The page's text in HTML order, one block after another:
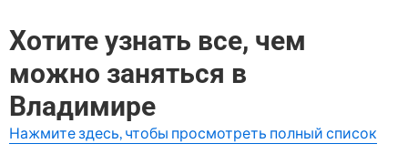
ные» в Владимире.
Самые высоко оцененные варианты:
Владимир за кулисами истории: аудиогид по неизве
данным уголкам старого города
Хотите узнать все, чем
можно заняться в
Владимире
Нажмите здесь, чтобы просмотреть полный список